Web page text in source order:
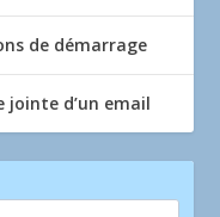
de démarrage
jointe d’un email